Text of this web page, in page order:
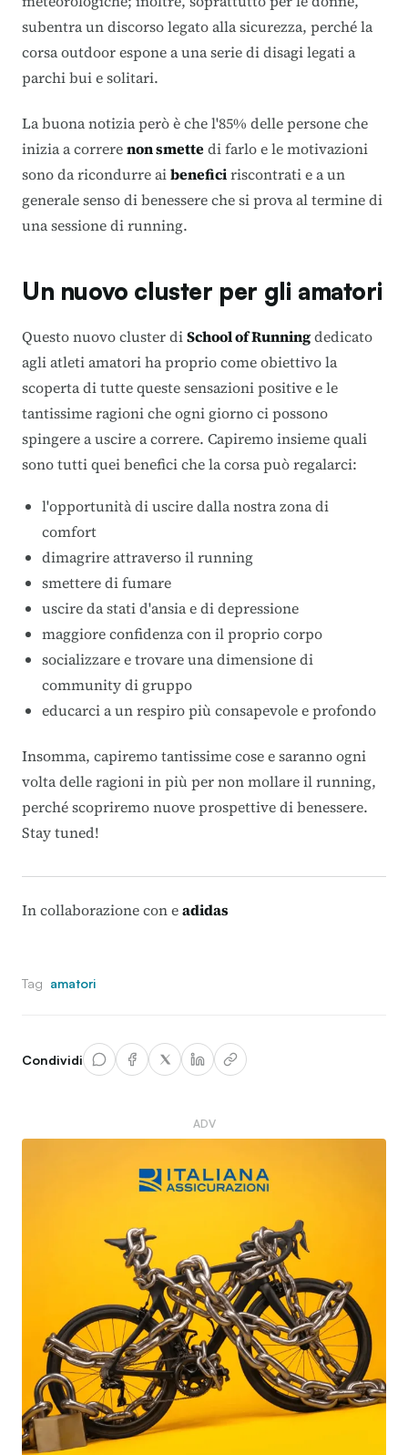
subentra un discorso legato alla sicurezza, perché la
corsa outdoor espone a una serie di disagi legati a
parchi bui e solitari.
La buona notizia però è che l'85% delle persone che
inizia a correrenon smettedi farlo e le motivazioni
sono da ricondurre aibeneficiriscontrati e a un
generale senso di benessere che si prova al termine di
una sessione di running.
Un nuovo cluster per gli amatori
Questo nuovo cluster diSchool of Runningdedicato
agli atleti amatori ha proprio come obiettivo la
scoperta di tutte queste sensazioni positive e le
tantissime ragioni che ogni giorno ci possono
spingere a uscire a correre. Capiremo insieme quali
sono tutti quei benefici che la corsa può regalarci:
l'opportunità di uscire dalla nostra zona di
comfort
dimagrire attraverso il running
smettere di fumare
uscire da stati d'ansia e di depressione
maggiore confidenza con il proprio corpo
socializzare e trovare una dimensione di
community di gruppo
educarci a un respiro più consapevole e profondo
Insomma, capiremo tantissime cose e saranno ogni
volta delle ragioni in più per non mollare il running,
perché scopriremo nuove prospettive di benessere.
Stay tuned!
In collaborazione con eadidas
Tag amatori
Condividi
ADV